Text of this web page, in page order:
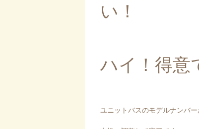
い！
ハイ！得意
ユニットバスのモデルナンバ